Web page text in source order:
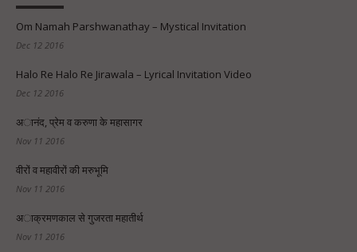
Om Namah Parshwanathay – Mystical Invitation
Dec 12 2016
Halo Re Halo Re Jirawala – Lyrical Invitation Video
Dec 12 2016
अानंद, प्रेम व करुणा के महासागर
Nov 11 2016
वीरों व महावीरों की मरुभूमि
Nov 11 2016
अाक्रमणकाल से गुजरता महातीर्थ
Nov 11 2016